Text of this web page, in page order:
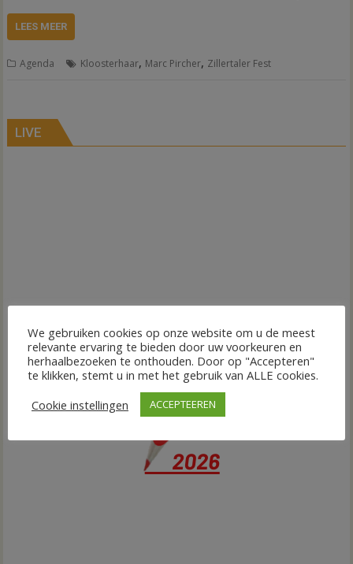
LEES MEER
Agenda Kloosterhaar, Marc Pircher, Zillertaler Fest
LIVE
We gebruiken cookies op onze website om u de meest
relevante ervaring te bieden door uw voorkeuren en
herhaalbezoeken te onthouden. Door op "Accepteren"
te klikken, stemt u in met het gebruik van ALLE cookies.
Cookie instellingen
ACCEPTEEREN